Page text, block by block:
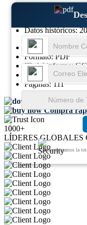
Última
Datos históricos:
Región: Global
Formato:PDF
ID del informe:
SKU ID:
Páginas:111
Descargar
Compra
1000+
LÍDERES GLOBALES
Garantizamos la